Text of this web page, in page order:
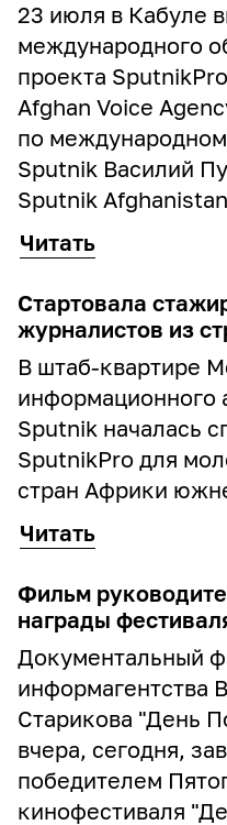
23 июля в Кабуле
международного
проекта
Afghan Voice
по
Sputnik Василий
Sputnik
Читать
Стартовала
журналистов из
В штаб-квартире
информационного
Sputnik началась
SputnikPro для
стран Африки
Читать
Фильм
награды
Документальный
информагентства
Старикова "День
вчера, сегодня,
победителем
кинофестиваля